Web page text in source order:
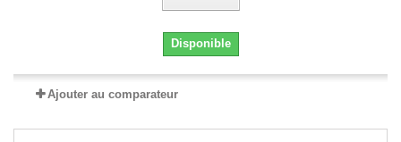
Disponible
Ajouter au comparateur